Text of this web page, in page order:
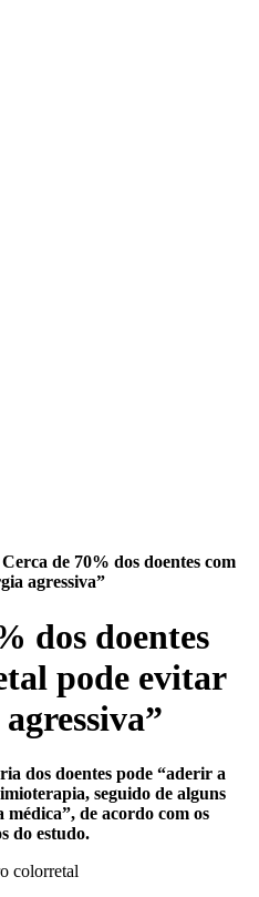
Cerca de 70% dos doentes com
agressiva”
dos doentes
pode evitar
dos doentes pode “aderir a
seguido de alguns
de acordo com os
do estudo.